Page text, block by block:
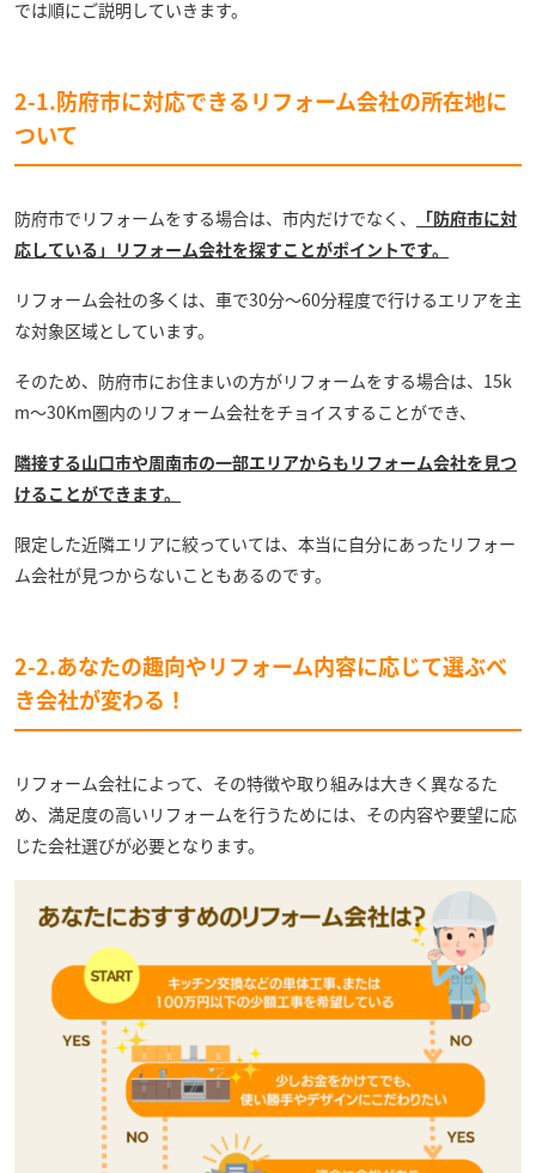
では順にご説明していきます。
2-1.防府市に対応できるリフォーム会社の所在地に
ついて
防府市でリフォームをする場合は、市内だけでなく、
「防府市に対
応している」リフォーム会社を探すことがポイントです。
リフォーム会社の多くは、車で30分～60分程度で行けるエリアを主
な対象区域としています。
そのため、防府市にお住まいの方がリフォームをする場合は、15k
m～30Km圏内のリフォーム会社をチョイスすることができ、
隣接する山口市や周南市の一部エリアからもリフォーム会社を見つ
けることができます。
限定した近隣エリアに絞っていては、本当に自分にあったリフォー
ム会社が見つからないこともあるのです。
2-2.あなたの趣向やリフォーム内容に応じて選ぶべ
き会社が変わる！
リフォーム会社によって、その特徴や取り組みは大きく異なるた
め、満足度の高いリフォームを行うためには、その内容や要望に応
じた会社選びが必要となります。